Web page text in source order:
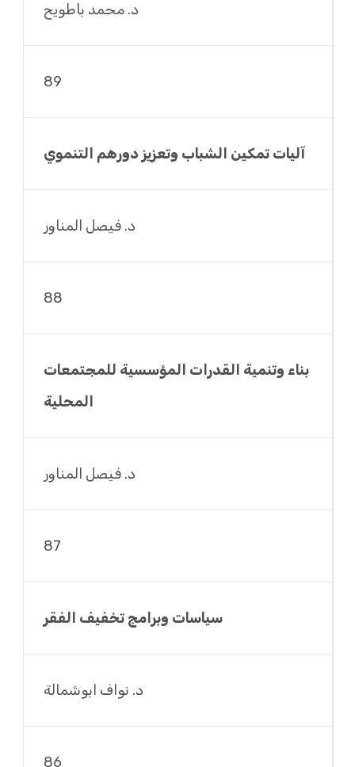
د. محمد باطويح
89
آليات تمكين الشباب وتعزيز دورهم التنموي
د. فيصل المناور
88
بناء وتنمية القدرات المؤسسية للمجتمعات
المحلية
د. فيصل المناور
87
سياسات وبرامج تخفيف الفقر
د. نواف ابوشمالة
86